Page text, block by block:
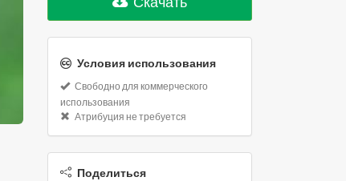
Условия использования
Свободно для коммерческого
использования
Атрибуция не требуется
Поделиться